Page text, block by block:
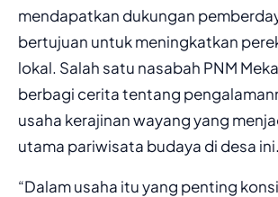
mendapatkan dukungan
bertujuan untuk meningkatkan
lokal. Salah satu nasabah PNM
berbagi cerita tentang
usaha kerajinan wayang yang
utama pariwisata budaya di desa ini.
“Dalam usaha itu yang penting